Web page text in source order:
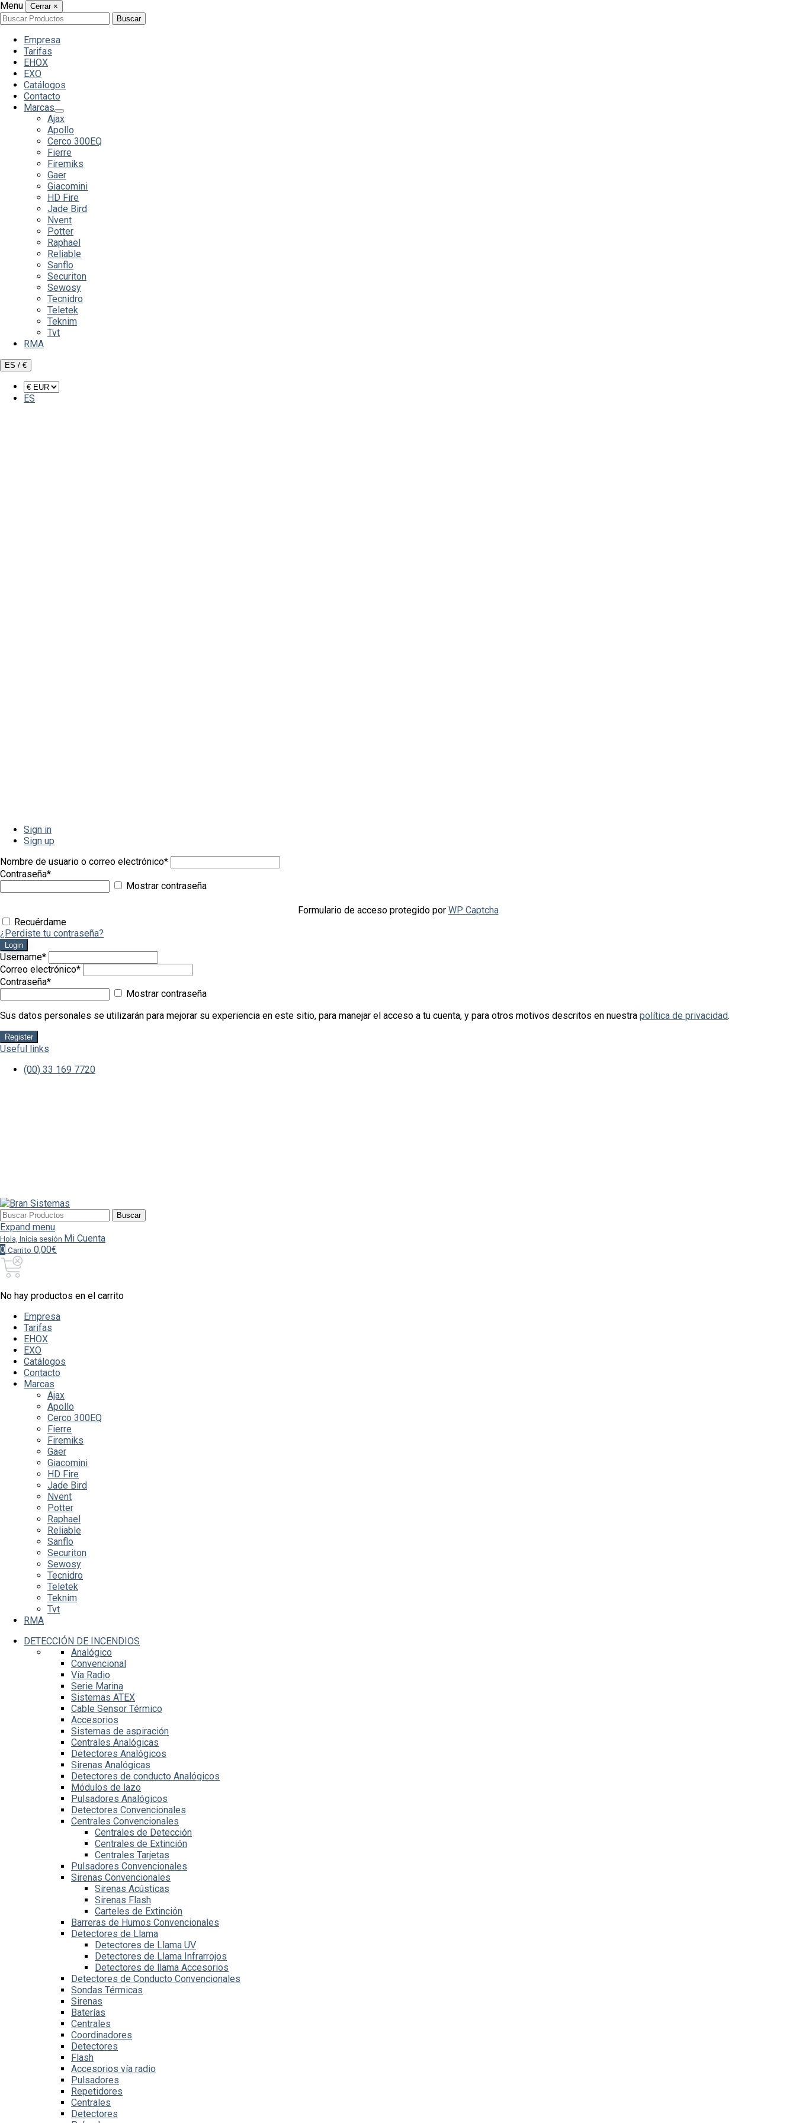
Menu Cerrar ×
Buscar
por:
Buscar
Empresa
Tarifas
EHOX
EXO
Catálogos
Contacto
Marcas
Ajax
Apollo
Cerco 300EQ
Fierre
Firemiks
Gaer
Giacomini
HD Fire
Jade Bird
Nvent
Potter
Raphael
Reliable
Sanflo
Securiton
Sewosy
Tecnidro
Teletek
Teknim
Tvt
RMA
ES / €
ES
Sign in
Sign up
Nombre de usuario o correo electrónico*
Contraseña*
Mostrar contraseña
Formulario de acceso protegido por WP Captcha
Recuérdame
¿Perdiste tu contraseña?
Login
Username*
Correo electrónico*
Contraseña*
Mostrar contraseña
Sus datos personales se utilizarán para mejorar su experiencia en este sitio, para manejar el acceso a tu cuenta, y para otros motivos descritos en nuestra política de privacidad.
Register
Useful links
(00) 33 169 7720
Buscar
por:
Buscar
Expand menu
Hola, Inicia sesión Mi Cuenta
0 Carrito 0,00€
No hay productos en el carrito
Empresa
Tarifas
EHOX
EXO
Catálogos
Contacto
Marcas
Ajax
Apollo
Cerco 300EQ
Fierre
Firemiks
Gaer
Giacomini
HD Fire
Jade Bird
Nvent
Potter
Raphael
Reliable
Sanflo
Securiton
Sewosy
Tecnidro
Teletek
Teknim
Tvt
RMA
DETECCIÓN DE INCENDIOS
Analógico
Convencional
Vía Radio
Serie Marina
Sistemas ATEX
Cable Sensor Térmico
Accesorios
Sistemas de aspiración
Centrales Analógicas
Detectores Analógicos
Sirenas Analógicas
Detectores de conducto Analógicos
Módulos de lazo
Pulsadores Analógicos
Detectores Convencionales
Centrales Convencionales
Centrales de Detección
Centrales de Extinción
Centrales Tarjetas
Pulsadores Convencionales
Sirenas Convencionales
Sirenas Acústicas
Sirenas Flash
Carteles de Extinción
Barreras de Humos Convencionales
Detectores de Llama
Detectores de Llama UV
Detectores de Llama Infrarrojos
Detectores de llama Accesorios
Detectores de Conducto Convencionales
Sondas Térmicas
Sirenas
Baterías
Centrales
Coordinadores
Detectores
Flash
Accesorios vía radio
Pulsadores
Repetidores
Centrales
Detectores